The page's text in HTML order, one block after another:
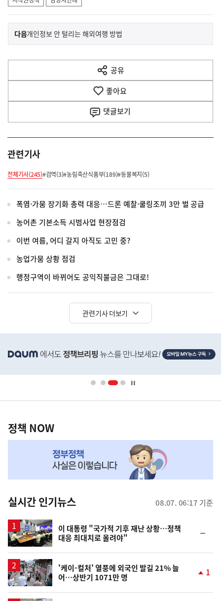
이
전
다
음
다음기
사
개인정보 안 털리는 해외여행 방법
공유
열
기
좋아요
댓글보기
관련기사
전체기사(245)#검역(3)#농림축산식품부(189)#동물복지(5)
폭염·가뭄 장기화 총력 대응…드론 예찰·쿨링조끼 3만 벌 공급
농어촌 기본소득 시범사업 현장점검
이번 여름, 어디 갈지 아직도 고민 중?
농업가뭄 상황 점검
행정구역이 바뀌어도 공익직불금은 그대로!
관련기사 더보기
단
배
영
책
NOW,
뉴
스
정책 NOW
실시간 인기뉴스 08.07. 06:17 기준
이 대통령 "국가적 기후 재난 상황…정책
대응 최대치로 올려야"
일
'케이-컬처' 열풍에 외국인 발길 21% 늘
어…상반기 1071만 명
1